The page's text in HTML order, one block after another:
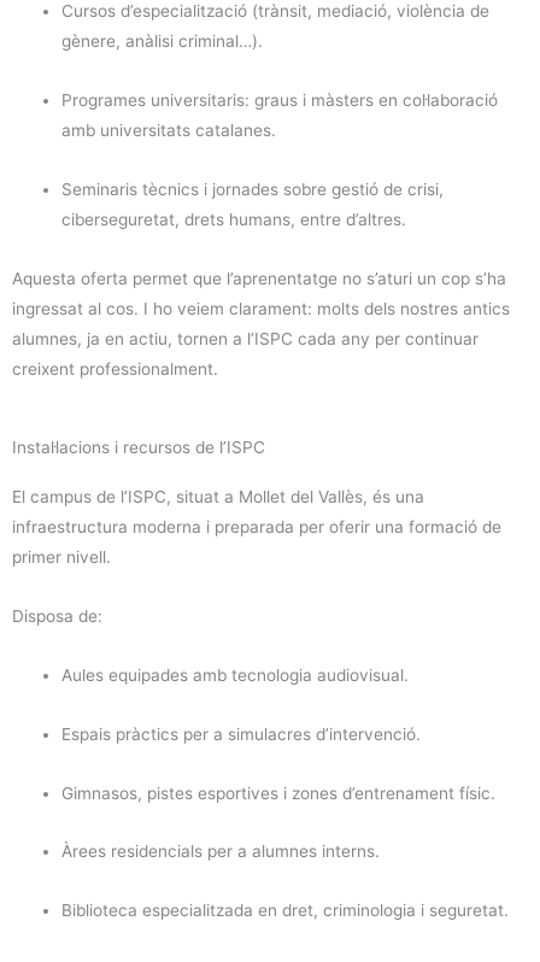
Cursos d’especialització (trànsit, mediació, violència de
gènere, anàlisi criminal…).
Programes universitaris: graus i màsters en col·laboració
amb universitats catalanes.
Seminaris tècnics i jornades sobre gestió de crisi,
ciberseguretat, drets humans, entre d’altres.
Aquesta oferta permet que l’aprenentatge no s’aturi un cop s’ha
ingressat al cos. I ho veiem clarament: molts dels nostres antics
alumnes, ja en actiu, tornen a l’ISPC cada any per continuar
creixent professionalment.
Instal·lacions i recursos de l’ISPC
El campus de l’ISPC, situat a Mollet del Vallès, és una
infraestructura moderna i preparada per oferir una formació de
primer nivell.
Disposa de:
Aules equipades amb tecnologia audiovisual.
Espais pràctics per a simulacres d’intervenció.
Gimnasos, pistes esportives i zones d’entrenament físic.
Àrees residencials per a alumnes interns.
Biblioteca especialitzada en dret, criminologia i seguretat.